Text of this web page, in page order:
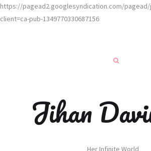
https://pagead2.googlesyndication.com/
client=ca-pub-1349770330687156
Jihan
Her Infinite World